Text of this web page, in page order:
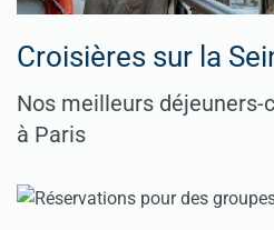
Croisières sur la
Nos meilleurs déjeuners-
à Paris